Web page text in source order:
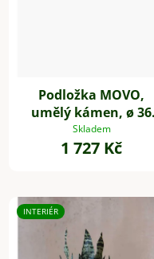
Podložka MOVO,
umělý kámen, ø 36
cm, šedá
Skladem
1 727 Kč
INTERIÉR